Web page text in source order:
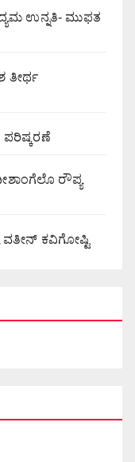
ಉನ್ನತಿ- ಮುಫತ
ತೀರ್ಥ
ರೌಪ್ಯ
ವತೀನ್ ಕವಿಗೋಷ್ಟಿ